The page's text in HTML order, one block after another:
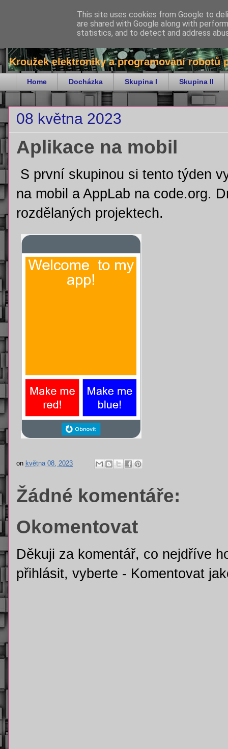
bitKrnov - robotika
Kroužek elektroniky a programování robotů
Home Docházka Skupina I Skupina II
08 května 2023
Aplikace na mobil
S první skupinou si tento týden
na mobil a AppLab na code.org.
rozdělaných projektech.
on května 08, 2023
Žádné komentáře:
Okomentovat
Děkuji za komentář, co nejdříve
přihlásit, vyberte - Komentovat
This site uses cookies from Google to
are shared with Google along with
statistics, and to detect and address